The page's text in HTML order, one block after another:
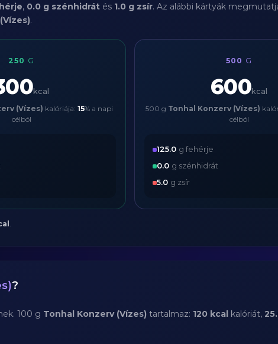
, 0.0 g szénhidrát és 1.0 g zsír. Az alábbi kártyák
.
250 G
kcal
(Vízes) kalóriája: 15% a napi
célból
500 G
600kcal
500 g Tonhal Konzerv (Vízes)
célból
125.0 g fehérje
0.0 g szénhidrát
5.0 g zsír
.
?
100 g Tonhal Konzerv (Vízes) tartalmaz: 120 kcal kalóriát,